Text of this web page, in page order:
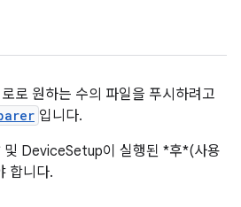
로 원하는 수의 파일을 푸시하려고
입니다.
및 DeviceSetup이 실행된 *후*(사용
합니다.